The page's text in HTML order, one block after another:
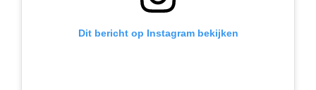
Dit bericht op Instagram bekijken